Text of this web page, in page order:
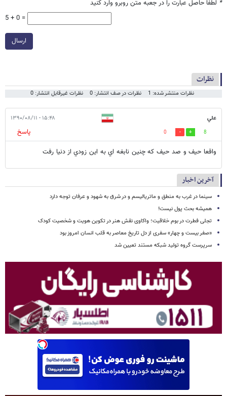
* لطفا حاصل عبارت را در جعبه متن روبرو وارد کنید
5 + 0 =
ارسال
نظرات
نظرات منتشر شده: 1 نظرات در صف انتشار: 0 نظرات غیرقابل انتشار: 0
علي ۱۵:۴۸ - ۱۳۹۰/۰۸/۱۱
8
0
پاسخ
واقعا حيف و صد حيف كه چنين نابغه اي به اين زودي از دنيا رفت
آخرین اخبار
سینما در غرب به منطق و ماتریالیسم و در شرق به شهود و عرفان توجه دارد
همیشه بحث پول نیست!
تجلی فطرت در بوم خلاقیت؛ واکاوی نقش هنر در تکوین هویت و شخصیت کودک
«صفر بیست و چهار» سفری از دل تاریخ معاصر به قلب انسان امروز بود
سرپرست گروه تولید شبکه مستند تعیین شد